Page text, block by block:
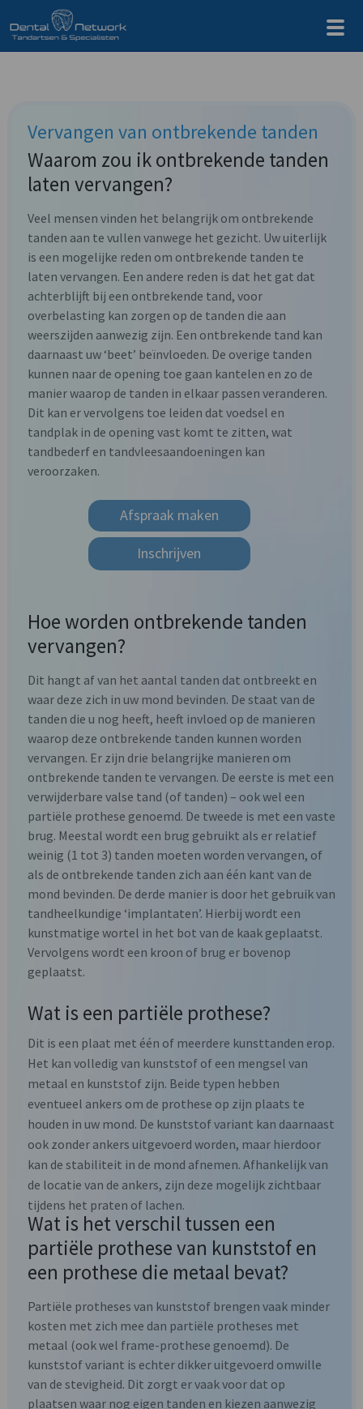
Vervangen van ontbrekende tanden
Waarom zou ik ontbrekende tanden
laten vervangen?
Veel mensen vinden het belangrijk om ontbrekende
tanden aan te vullen vanwege het gezicht. Uw uiterlijk
is een mogelijke reden om ontbrekende tanden te
laten vervangen. Een andere reden is dat het gat dat
achterblijft bij een ontbrekende tand, voor
overbelasting kan zorgen op de tanden die aan
weerszijden aanwezig zijn. Een ontbrekende tand kan
daarnaast uw ‘beet’ beïnvloeden. De overige tanden
kunnen naar de opening toe gaan kantelen en zo de
manier waarop de tanden in elkaar passen veranderen.
Dit kan er vervolgens toe leiden dat voedsel en
tandplak in de opening vast komt te zitten, wat
tandbederf en tandvleesaandoeningen kan
veroorzaken.
Afspraak maken
Inschrijven
Hoe worden ontbrekende tanden
vervangen?
Dit hangt af van het aantal tanden dat ontbreekt en
waar deze zich in uw mond bevinden. De staat van de
tanden die u nog heeft, heeft invloed op de manieren
waarop deze ontbrekende tanden kunnen worden
vervangen. Er zijn drie belangrijke manieren om
ontbrekende tanden te vervangen. De eerste is met een
verwijderbare valse tand (of tanden) – ook wel een
partiële prothese genoemd. De tweede is met een vaste
brug. Meestal wordt een brug gebruikt als er relatief
weinig (1 tot 3) tanden moeten worden vervangen, of
als de ontbrekende tanden zich aan één kant van de
mond bevinden. De derde manier is door het gebruik van
tandheelkundige ‘implantaten’. Hierbij wordt een
kunstmatige wortel in het bot van de kaak geplaatst.
Vervolgens wordt een kroon of brug er bovenop
geplaatst.
Wat is een partiële prothese?
Dit is een plaat met één of meerdere kunsttanden erop.
Het kan volledig van kunststof of een mengsel van
metaal en kunststof zijn. Beide typen hebben
eventueel ankers om de prothese op zijn plaats te
houden in uw mond. De kunststof variant kan daarnaast
ook zonder ankers uitgevoerd worden, maar hierdoor
kan de stabiliteit in de mond afnemen. Afhankelijk van
de locatie van de ankers, zijn deze mogelijk zichtbaar
tijdens het praten of lachen.
Wat is het verschil tussen een
partiële prothese van kunststof en
een prothese die metaal bevat?
Partiële protheses van kunststof brengen vaak minder
kosten met zich mee dan partiële protheses met
metaal (ook wel frame-prothese genoemd). De
kunststof variant is echter dikker uitgevoerd omwille
van de stevigheid. Dit zorgt er vaak voor dat op
plaatsen waar nog eigen tanden en kiezen aanwezig